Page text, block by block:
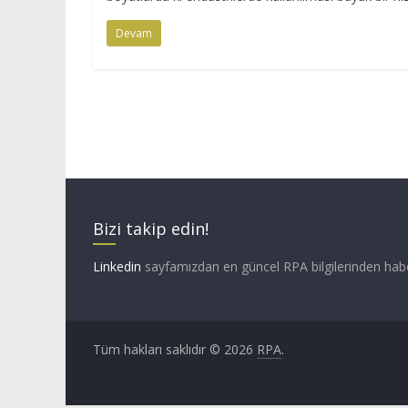
Devam
Bizi takip edin!
Linkedin sayfamızdan en güncel RPA bilgilerinden
Tüm hakları saklıdır © 2026 RPA.